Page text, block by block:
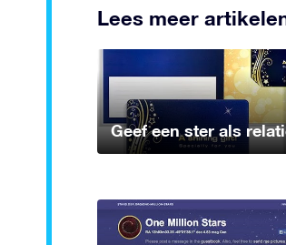
Lees meer
Geef een ster als